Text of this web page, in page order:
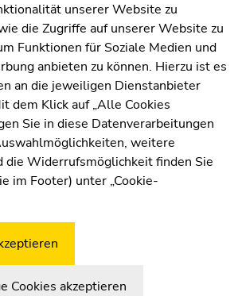
Graz
unserer Website zu
die Zugriffe auf unserer Website zu
Funktionen für Soziale Medien und
anbieten zu können. Hierzu ist es
an die jeweiligen Dienstanbieter
dem Klick auf „Alle Cookies
Sie in diese Datenverarbeitungen
weitere
die Widerrufsmöglichkeit finden Sie
im Footer) unter „Cookie-
Cookies akzeptieren